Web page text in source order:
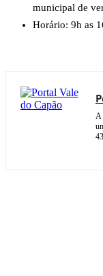
municipal de
Horário: 9h as
A